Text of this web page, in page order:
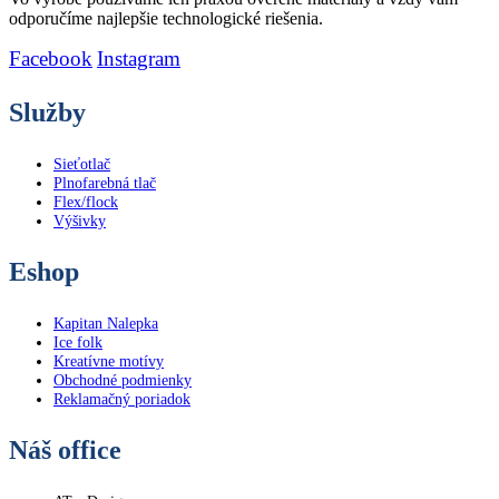
na
produktu.
odporučíme najlepšie technologické riešenia.
Facebook Instagram
Služby
Sieťotlač
Plnofarebná tlač
Flex/flock
Výšivky
Eshop
Kapitan Nalepka
Ice folk
Kreatívne motívy
Obchodné podmienky
Reklamačný poriadok
Náš office